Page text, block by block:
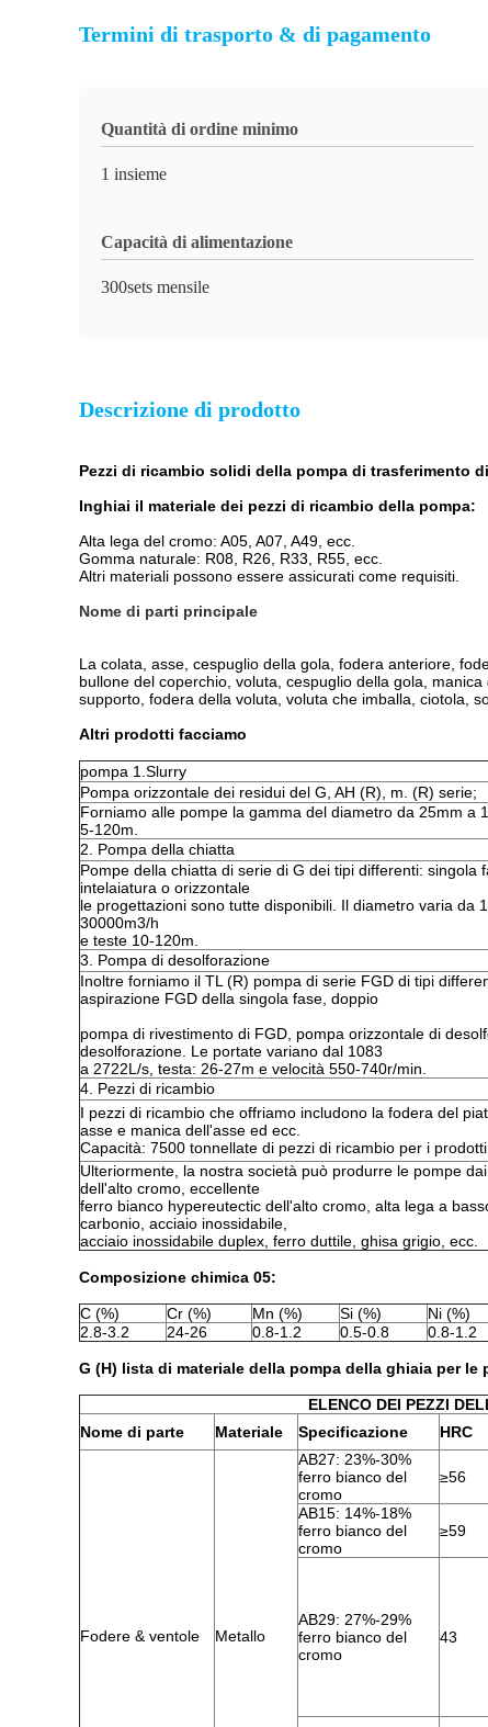
Termini di trasporto & di pagamento
Quantità di ordine minimo
1 insieme
Capacità di alimentazione
300sets mensile
Descrizione di prodotto
Pezzi di ricambio solidi della pompa di trasferimento
Inghiai il materiale dei pezzi di ricambio della pompa:
Alta lega del cromo: A05, A07, A49, ecc.
Gomma naturale: R08, R26, R33, R55, ecc.
Altri materiali possono essere assicurati come requisiti.
Nome di parti principale
La colata, asse, cespuglio della gola, fodera anteriore,
bullone del coperchio, voluta, cespuglio della gola,
supporto, fodera della voluta, voluta che imballa, ciotola,
Altri prodotti facciamo
pompa 1.Slurry
Pompa orizzontale dei residui del G, AH (R), m. (R) serie;
Forniamo alle pompe la gamma del diametro da 25mm a
5-120m.
2. Pompa della chiatta
Pompe della chiatta di serie di G dei tipi differenti: singola
intelaiatura o orizzontale
le progettazioni sono tutte disponibili. Il diametro varia da
30000m3/h
e teste 10-120m.
3. Pompa di desolforazione
Inoltre forniamo il TL (R) pompa di serie FGD di tipi
aspirazione FGD della singola fase, doppio
pompa di rivestimento di FGD, pompa orizzontale di
desolforazione. Le portate variano dal 1083
a 2722L/s, testa: 26-27m e velocità 550-740r/min.
4. Pezzi di ricambio
I pezzi di ricambio che offriamo includono la fodera del
asse e manica dell'asse ed ecc.
Capacità: 7500 tonnellate di pezzi di ricambio per i prodotti
Ulteriormente, la nostra società può produrre le pompe
dell'alto cromo, eccellente
ferro bianco hypereutectic dell'alto cromo, alta lega a
carbonio, acciaio inossidabile,
acciaio inossidabile duplex, ferro duttile, ghisa grigio, ecc.
Composizione chimica 05:
C (%) Cr (%) Mn (%) Si (%) Ni (%)
2.8-3.2
24-26 0.8-1.2 0.5-0.8 0.8-1.2
G (H) lista di materiale della pompa della ghiaia per le
ELENCO DEI PEZZI
Nome di parte
Materiale Specificazione HRC
Fodere & ventole Metallo
AB27: 23%-30%
ferro bianco del
cromo
≥56
AB15: 14%-18%
ferro bianco del
cromo
≥59
AB29: 27%-29%
ferro bianco del
cromo
43